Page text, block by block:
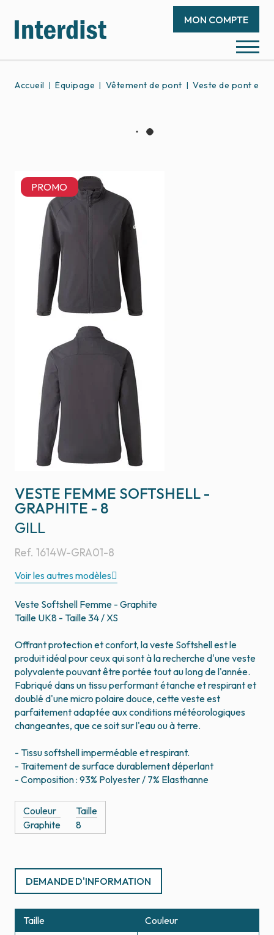
MON COMPTE
Accueil Équipage Vêtement de pont Veste de pont et
PROMO
VESTE FEMME SOFTSHELL -
GRAPHITE - 8
Ref. 1614W-GRA01-8
Taille
Couleur
GILL
Veste Softshell Femme - Graphite
Taille UK8 - Taille 34 / XS
Offrant protection et confort, la veste Softshell est le
produit idéal pour ceux qui sont à la recherche d'une veste
polyvalente pouvant être portée tout au long de l'année.
Fabriqué dans un tissu performant étanche et respirant et
doublé d'une micro polaire douce, cette veste est
parfaitement adaptée aux conditions météorologiques
changeantes, que ce soit sur l'eau ou à terre.
- Tissu softshell imperméable et respirant.
- Traitement de surface durablement déperlant
- Composition : 93% Polyester / 7% Elasthanne
DEMANDE D'INFORMATION
Couleur
Graphite
Taille
8
Voir les autres modèles